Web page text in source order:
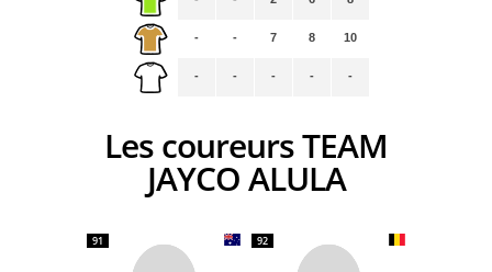
-
-
-
-
7
-
8
-
10
-
Les coureurs TEAM
JAYCO ALULA
91 92